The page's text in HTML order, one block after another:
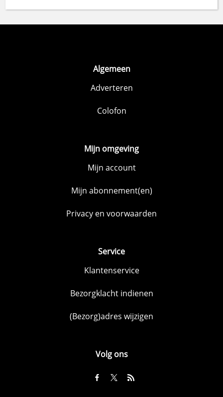
Algemeen
Adverteren
Colofon
Mijn omgeving
Mijn account
Mijn abonnement(en)
Privacy en voorwaarden
Service
Klantenservice
Bezorgklacht indienen
(Bezorg)adres wijzigen
Volg ons